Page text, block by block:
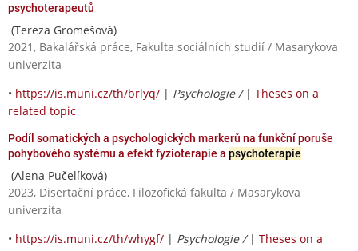
psychoterapeutů
(Tereza Gromešová)
2021, Bakalářská práce, Fakulta sociálních studií / Masarykova
univerzita
• https://is.muni.cz/th/brlyq/ | Psychologie / | Theses on a
related topic
Podíl somatických a psychologických markerů na funkční poruše
pohybového systému a efekt fyzioterapie a psychoterapie
(Alena Pučelíková)
2023, Disertační práce, Filozofická fakulta / Masarykova
univerzita
• https://is.muni.cz/th/whygf/ | Psychologie / | Theses on a